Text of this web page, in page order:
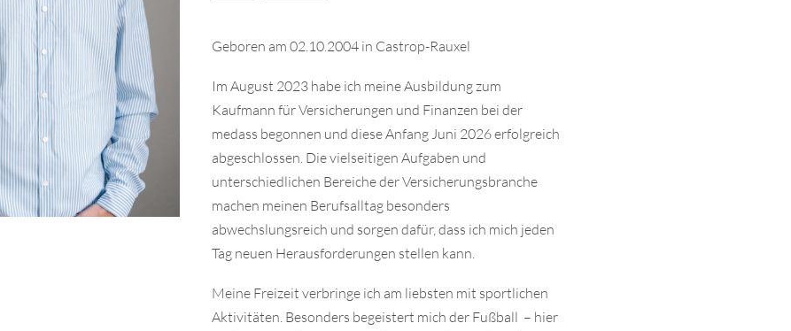
Geboren am 02.10.2004 in Castrop-Rauxel
Im August 2023 habe ich meine Ausbildung zum
Kaufmann für Versicherungen und Finanzen bei der
medass begonnen und diese Anfang Juni 2026 erfolgreich
abgeschlossen. Die vielseitigen Aufgaben und
unterschiedlichen Bereiche der Versicherungsbranche
machen meinen Berufsalltag besonders
abwechslungsreich und sorgen dafür, dass ich mich jeden
Tag neuen Herausforderungen stellen kann.
Meine Freizeit verbringe ich am liebsten mit sportlichen
Aktivitäten. Besonders begeistert mich der Fußball – hier